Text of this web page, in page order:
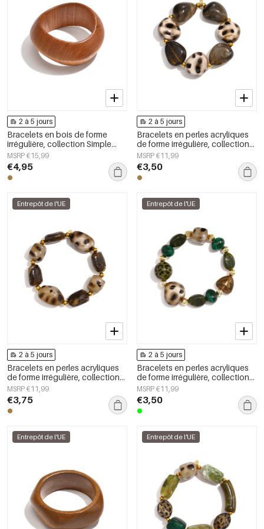
2 à 5 jours
Bracelets en bois de forme
irrégulière, collection Simple
Daily Simple, bijoux pour
femmes
MSRP €15,99
€4,95
2 à 5 jours
Bracelets en perles acryliques
de forme irrégulière, collection
Simple Daily Simple, bijoux pour
femmes
MSRP €11,99
€3,50
Entrepôt de l'UE
2 à 5 jours
Bracelets en perles acryliques
de forme irrégulière, collection
Simple Daily Simple, bijoux pour
femmes
MSRP €11,99
€3,75
Entrepôt de l'UE
2 à 5 jours
Bracelets en perles acryliques
de forme irrégulière, collection
Simple Daily Simple, bijoux pour
femmes
MSRP €11,99
€3,50
Entrepôt de l'UE Entrepôt de l'UE